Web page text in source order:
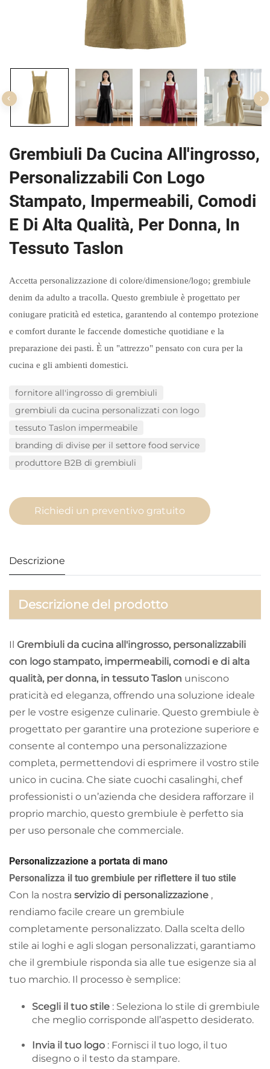
Grembiuli Da Cucina All'ingrosso,
Personalizzabili Con Logo
Stampato, Impermeabili, Comodi
E Di Alta Qualità, Per Donna, In
Tessuto Taslon
Accetta personalizzazione di colore/dimensione/logo; grembiule
denim da adulto a tracolla. Questo grembiule è progettato per
coniugare praticità ed estetica, garantendo al contempo protezione
e comfort durante le faccende domestiche quotidiane e la
preparazione dei pasti. È un "attrezzo" pensato con cura per la
cucina e gli ambienti domestici.
fornitore all'ingrosso di grembiuli
grembiuli da cucina personalizzati con logo
tessuto Taslon impermeabile
branding di divise per il settore food service
produttore B2B di grembiuli
Richiedi un preventivo gratuito
Descrizione
Descrizione del prodotto
Il Grembiuli da cucina all'ingrosso, personalizzabili
con logo stampato, impermeabili, comodi e di alta
qualità, per donna, in tessuto Taslon uniscono
praticità ed eleganza, offrendo una soluzione ideale
per le vostre esigenze culinarie. Questo grembiule è
progettato per garantire una protezione superiore e
consente al contempo una personalizzazione
completa, permettendovi di esprimere il vostro stile
unico in cucina. Che siate cuochi casalinghi, chef
professionisti o un’azienda che desidera rafforzare il
proprio marchio, questo grembiule è perfetto sia
per uso personale che commerciale.
Personalizzazione a portata di mano
Personalizza il tuo grembiule per riflettere il tuo stile
Con la nostra servizio di personalizzazione ,
rendiamo facile creare un grembiule
completamente personalizzato. Dalla scelta dello
stile ai loghi e agli slogan personalizzati, garantiamo
che il grembiule risponda sia alle tue esigenze sia al
tuo marchio. Il processo è semplice:
Scegli il tuo stile : Seleziona lo stile di grembiule
che meglio corrisponde all’aspetto desiderato.
Invia il tuo logo : Fornisci il tuo logo, il tuo
disegno o il testo da stampare.